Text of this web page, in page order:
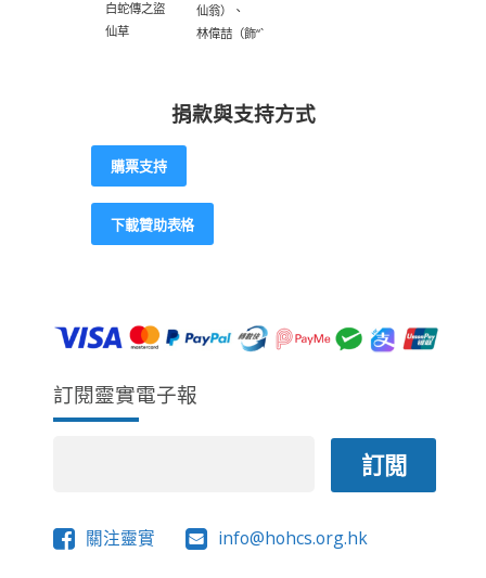
白蛇傳之盜
仙草
仙翁）、
林偉喆 （飾“`
捐款與支持方式
購票支持
下載贊助表格
訂閱靈實電子報
關注靈實 info@hohcs.org.hk